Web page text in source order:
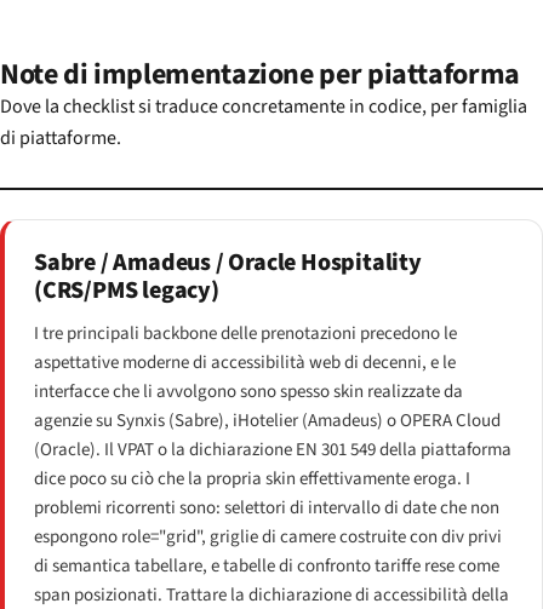
Note di implementazione per piattaforma
Dove la checklist si traduce concretamente in codice, per famiglia
di piattaforme.
Sabre / Amadeus / Oracle Hospitality
(CRS/PMS legacy)
I tre principali backbone delle prenotazioni precedono le
aspettative moderne di accessibilità web di decenni, e le
interfacce che li avvolgono sono spesso skin realizzate da
agenzie su Synxis (Sabre), iHotelier (Amadeus) o OPERA Cloud
(Oracle). Il VPAT o la dichiarazione EN 301 549 della piattaforma
dice poco su ciò che la propria skin effettivamente eroga. I
problemi ricorrenti sono: selettori di intervallo di date che non
espongono role="grid", griglie di camere costruite con div privi
di semantica tabellare, e tabelle di confronto tariffe rese come
span posizionati. Trattare la dichiarazione di accessibilità della